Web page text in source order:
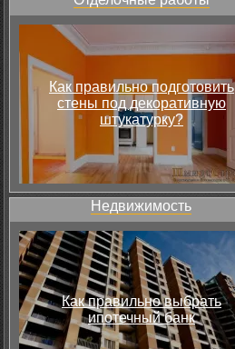
Как правильно подготовить
стены под декоративную
штукатурку?
Недвижимость
Как правильно выбрать
ипотечный банк